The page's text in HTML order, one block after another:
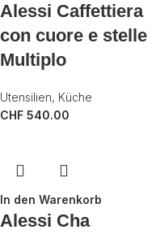
Alessi Caffettiera
con cuore e stelle
Multiplo
Utensilien, Küche
CHF 540.00
In den Warenkorb
Alessi Cha